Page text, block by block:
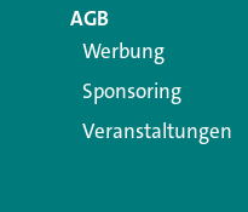
AGB
Werbung
Sponsoring
Veranstaltungen